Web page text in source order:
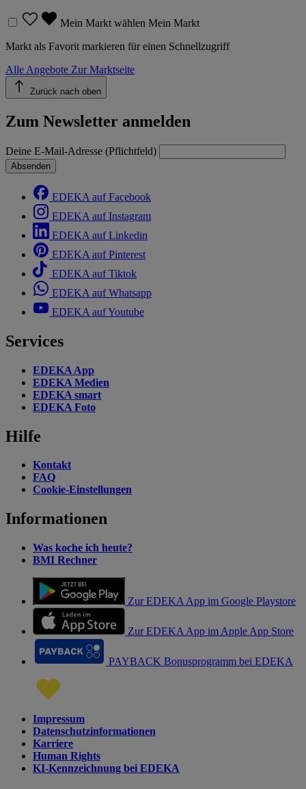
Mein Markt wählen Mein Markt
Markt als Favorit markieren für einen Schnellzugriff
Alle Angebote Zur Marktseite
Zurück nach oben
Zum Newsletter anmelden
Deine E-Mail-Adresse (Pflichtfeld)
Absenden
EDEKA auf Facebook
EDEKA auf Instagram
EDEKA auf Linkedin
EDEKA auf Pinterest
EDEKA auf Tiktok
EDEKA auf Whatsapp
EDEKA auf Youtube
Services
EDEKA App
EDEKA Medien
EDEKA smart
EDEKA Foto
Hilfe
Kontakt
FAQ
Cookie-Einstellungen
Informationen
Was koche ich heute?
BMI Rechner
Zur EDEKA App im Google Playstore
Zur EDEKA App im Apple App Store
PAYBACK Bonusprogramm bei EDEKA
Impressum
Datenschutzinformationen
Karriere
Human Rights
KI-Kennzeichnung bei EDEKA